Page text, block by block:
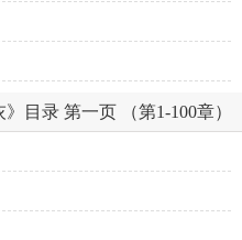
目录 第一页 （第1-100章）